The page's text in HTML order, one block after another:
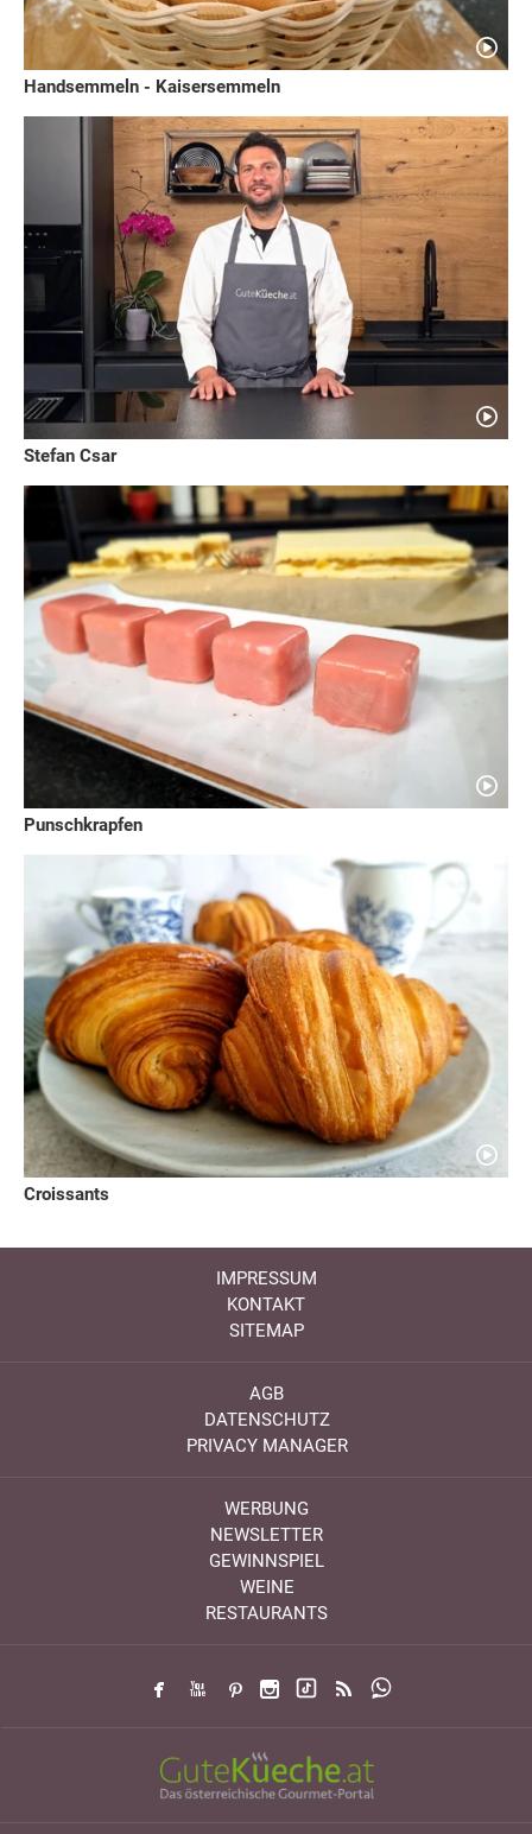
Handsemmeln - Kaisersemmeln
Stefan Csar
Punschkrapfen
Croissants
IMPRESSUM
KONTAKT
SITEMAP
AGB
DATENSCHUTZ
PRIVACY MANAGER
WERBUNG
NEWSLETTER
GEWINNSPIEL
WEINE
RESTAURANTS